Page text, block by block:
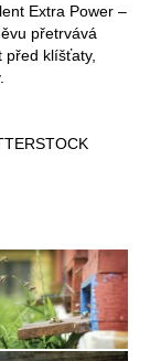
Extra Power –
přetrvává
před klíšťaty,